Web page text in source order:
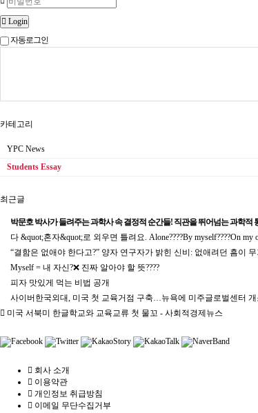
Login
자동로그인
카테고리
YPC News
Students Essay
최근글
박문호 박사가 들려주는 과학사 속 결정적 순간들! 직관을 뛰어넘는 과학적
다 &quot;혼자&quot;로 외우면 틀려요. Alone????By myself????On my
“결함은 없애야 한다고?” 양자 연구자가 밝힌 신비: 없애려던 흠이
Myself = 내 자신?❌ 진짜 알아야 할 뜻????
피자 맛있게 먹는 비법 공개
사이버한국외대, 미국 첫 교육거점 구축…뉴욕에 미주글로벌센터
미국 서북미 한글학교와 교육교류 첫 물꼬 - 사회적경제뉴스
회사 소개
이용약관
개인정보 취급방침
이메일 무단수집거부